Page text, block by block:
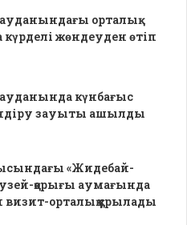
орталық
жөндеуден өтіп
күнбағыс
зауыты ашылды
«Жидебай-
қорығы аумағында
орталық құрылады